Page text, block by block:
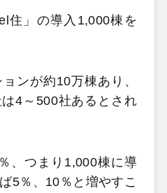
住」の導入1,000棟を
ンが約10万棟あり、
4～500社あるとされ
、つまり1,000棟に導
5％、10％と増やすこ